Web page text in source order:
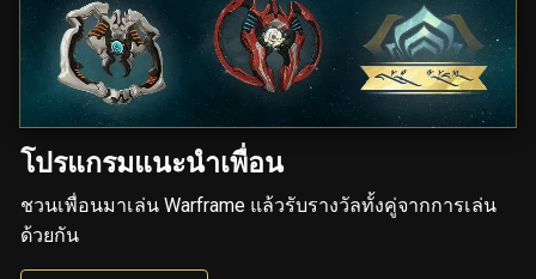
โปรแกรมแนะนำเพื่อน
ชวนเพื่อนมาเล่น Warframe แล้วรับรางวัลทั้งคู่จากการเล่น
ด้วยกัน